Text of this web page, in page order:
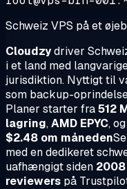
Schweiz VPS på et
Cloudzydriver
i et land med
jurisdiktion. Nyttigt til
som backup-
Planer starter fra512
lagring,AMD EPYC, og
$2.48 om måneden
med en dedikeret
uafhængigt siden 2008
reviewers på